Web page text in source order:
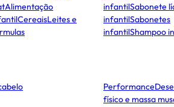
Alimentação
CereaisLeites e
infantilSabonete
infantilSabonetes
infantilShampoo
Performance
físico e massa